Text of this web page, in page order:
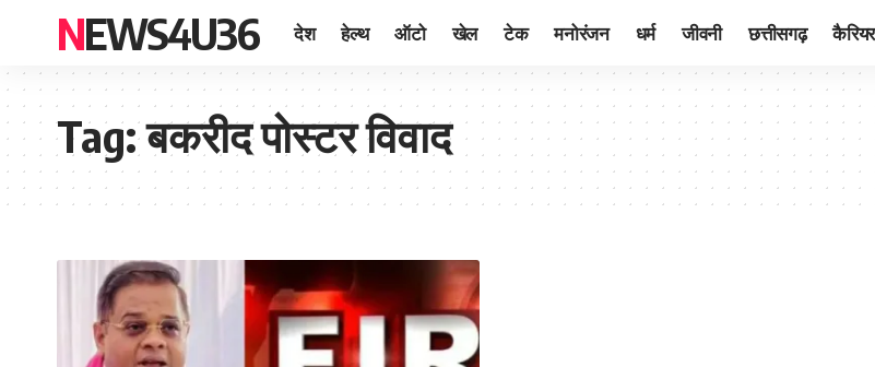
NEWS4U36 देश हेल्थ ऑटो खेल टेक मनोरंजन धर्म जीवनी छत्तीसगढ़ कैरियर
Tag:बकरीद पोस्टर विवाद